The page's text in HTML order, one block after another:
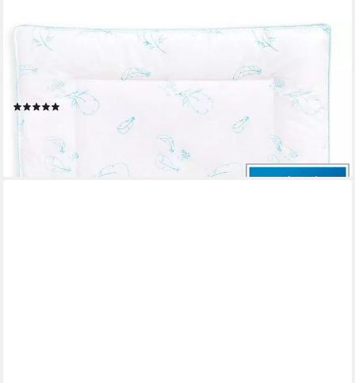
JULIUS ZÖLLNER
Daunenkissen Daunen-Kinderkopfkissen, Kissen Made in
Germany, Füllung: 90% Gänsedaunen, 10% Gänsefedern, Bezug:
100% Baumwolle, Kissen 40x60 cm
(18)
ab 30,95 € 39,99 €
lieferbar in 3 Wochen